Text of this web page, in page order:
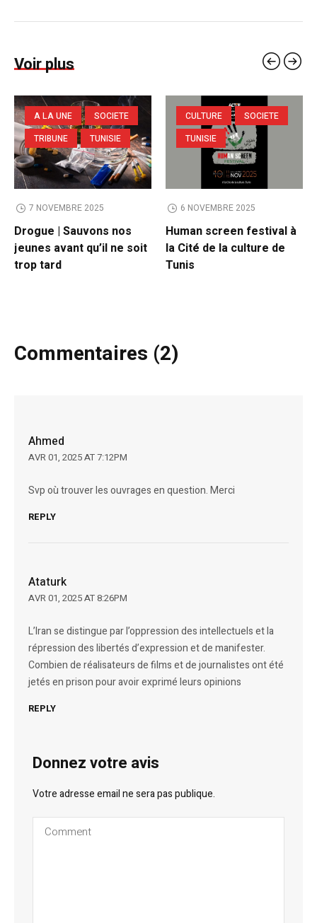
Voir plus
A LA UNE
SOCIETE
TRIBUNE
TUNISIE
7 NOVEMBRE 2025
Drogue | Sauvons nos
jeunes avant qu’il ne soit
trop tard
CULTURE
SOCIETE
TUNISIE
6 NOVEMBRE 2025
Human screen festival à
la Cité de la culture de
Tunis
Commentaires (2)
Ahmed
AVR 01, 2025 AT 7:12PM
Svp où trouver les ouvrages en question. Merci
REPLY
Ataturk
AVR 01, 2025 AT 8:26PM
L’Iran se distingue par l’oppression des intellectuels et la
répression des libertés d’expression et de manifester.
Combien de réalisateurs de films et de journalistes ont été
jetés en prison pour avoir exprimé leurs opinions
REPLY
Donnez votre avis
Votre adresse email ne sera pas publique.